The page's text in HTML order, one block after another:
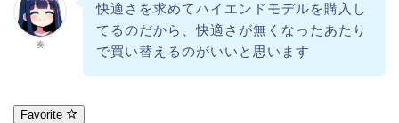
奏
快適さを求めてハイエンドモデルを購入し
てるのだから、快適さが無くなったあたり
で買い替えるのがいいと思います
Favorite